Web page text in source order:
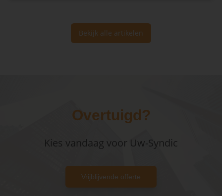
Bekijk alle artikelen
Overtuigd?
Kies vandaag voor Uw-Syndic
Vrijblijvende offerte